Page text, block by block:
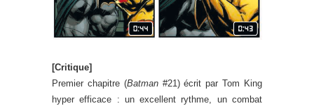
[Critique]
Premier chapitre (Batman#21) écrit par Tom King
hyper efficace : un excellent rythme, un combat